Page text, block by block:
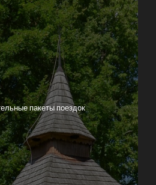
пакеты поездок